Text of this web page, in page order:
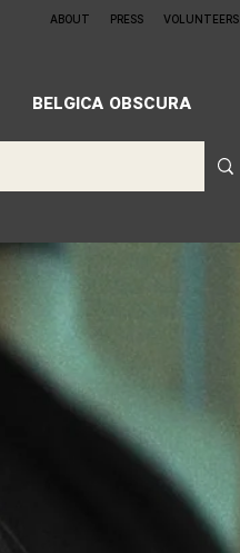
ABOUT PRESS VOLUNTEERS
BELGICA OBSCURA